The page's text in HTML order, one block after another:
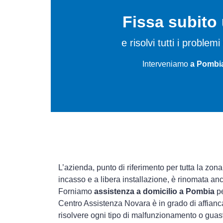
Fissa subito
e risolvi tutti i
Interveniamo a
L’azienda, punto di riferimento per tutta la
incasso e a libera installazione, è rinomata
Forniamo assistenza a domicilio a Pombia
Centro Assistenza Novara è in grado di
risolvere ogni tipo di malfunzionamento o